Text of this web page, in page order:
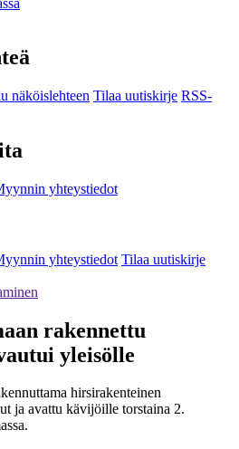
näköislehteen Tilaa uutiskirje RSS-
yhteystiedot
yhteystiedot Tilaa uutiskirje
rakennettu
yleisölle
hirsirakenteinen
ja avattu kävijöille torstaina 2.